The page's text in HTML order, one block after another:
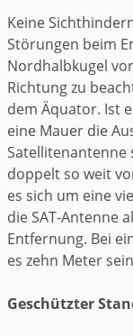
Keine
Störungen beim
Nordhalbkugel
Richtung zu
dem Äquator. Ist
eine Mauer die
Satellitenantenne
doppelt so weit
es sich um eine
die SAT-Antenne
Entfernung. Bei
es zehn Meter
Geschützter